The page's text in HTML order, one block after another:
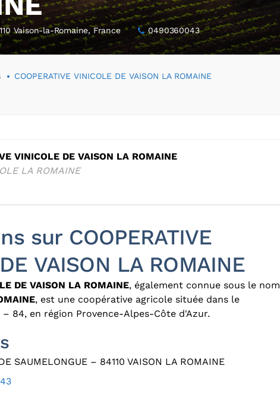
Vaison-la-Romaine, France 0490360043
COOPERATIVE VINICOLE DE VAISON LA ROMAINE
VINICOLE DE VAISON LA ROMAINE
LA ROMAINE
sur COOPERATIVE
VAISON LA ROMAINE
DE VAISON LA ROMAINE, également connue sous le nom
, est une coopérative agricole située dans le
84, en région Provence-Alpes-Côte d'Azur.
SAUMELONGUE – 84110 VAISON LA ROMAINE